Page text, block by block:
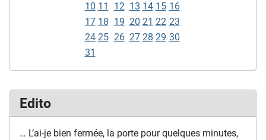
Edito
… L’ai-je bien fermée, la porte pour quelques minutes,
10 11 12 13 14 15 16
17 18 19 20 21 22 23
24 25 26 27 28 29 30
31